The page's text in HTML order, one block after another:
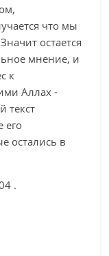
что мы
остается
мнение, и
к
Аллах -
текст
его
остались в
.